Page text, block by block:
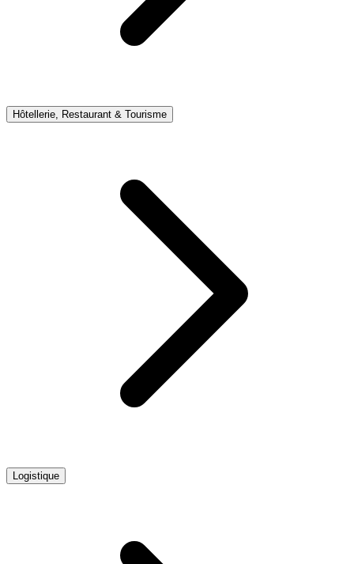
Hôtellerie, Restaurant & Tourisme
Logistique